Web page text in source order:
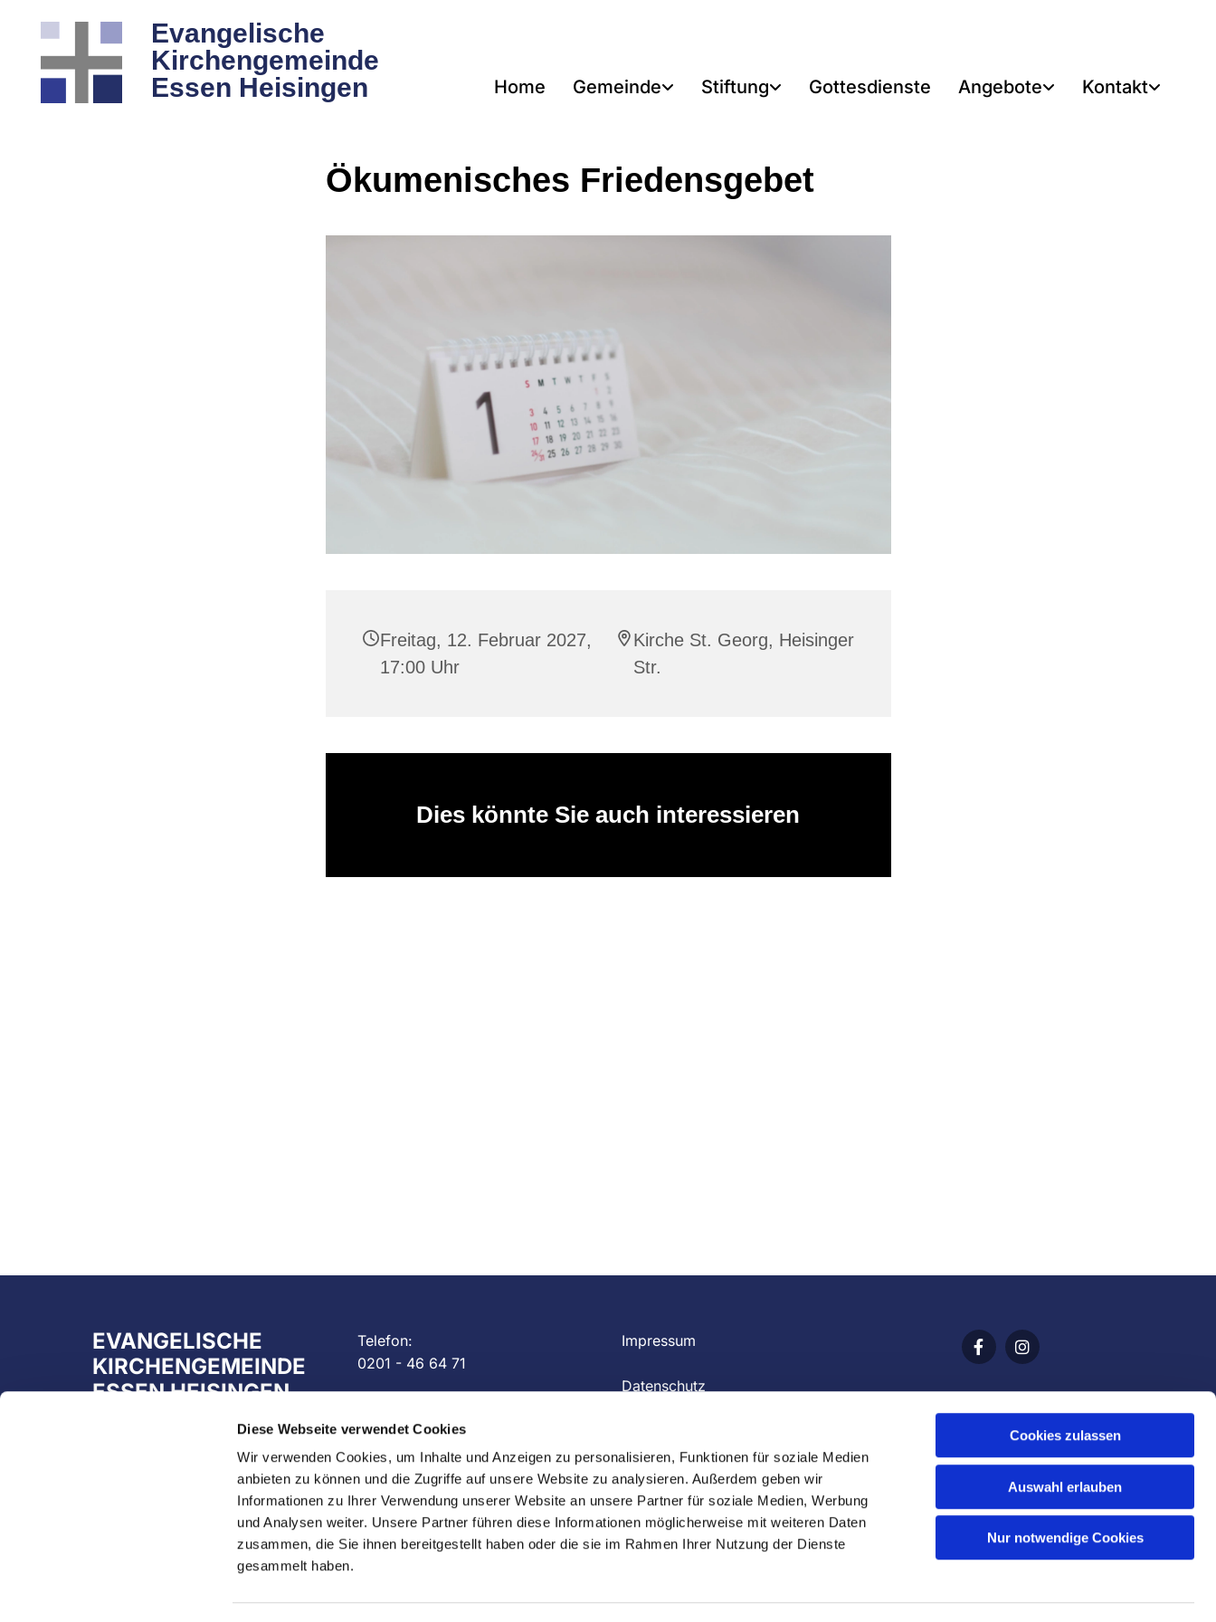
Diese Webseite verwendet Cookies
Wir verwenden Cookies, um Inhalte und Anzeigen zu personalisieren, Funktionen für soziale Medien
anbieten zu können und die Zugriffe auf unsere Website zu analysieren. Außerdem geben wir
Informationen zu Ihrer Verwendung unserer Website an unsere Partner für soziale Medien, Werbung
und Analysen weiter. Unsere Partner führen diese Informationen möglicherweise mit weiteren Daten
zusammen, die Sie ihnen bereitgestellt haben oder die sie im Rahmen Ihrer Nutzung der Dienste
gesammelt haben.
Cookies zulassen
Auswahl erlauben
Nur notwendige Cookies
Evangelische
Kirchengemeinde
Essen Heisingen
Home Gemeinde Stiftung Gottesdienste Angebote Kontakt
Ökumenisches Friedensgebet
Freitag, 12. Februar 2027,
17:00 Uhr
Kirche St. Georg, Heisinger
Str.
Dies könnte Sie auch interessieren
EVANGELISCHE
KIRCHENGEMEINDE
ESSEN HEISINGEN
Telefon:
0201 - 46 64 71
info@paulus-kirche.de
Impressum
Datenschutz
Impressum ChurchDesk-Login